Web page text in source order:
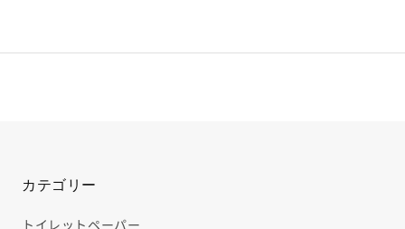
なるほどコラム
カテゴリー
トイレットペーパー